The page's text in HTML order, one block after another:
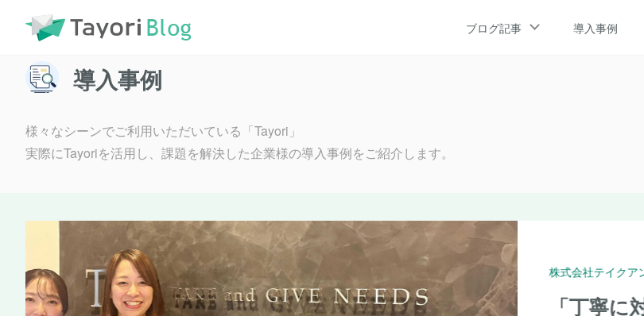
ブログ記事 導入事例
TayoriBlog 導入事例
導入事例
様々なシーンでご利用いただいている「Tayori」
実際にTayoriを活用し、課題を解決した企業様の導入事例をご紹介します。